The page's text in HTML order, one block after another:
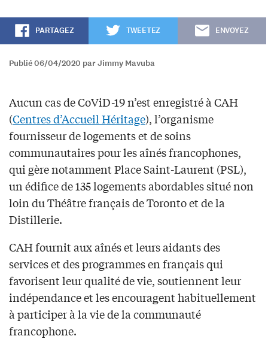
PARTAGEZ TWEETEZ ENVOYEZ
Publié 06/04/2020 par Jimmy Mavuba
Aucun cas de CoViD-19 n’est enregistré à CAH
(Centres d’Accueil Héritage), l’organisme
fournisseur de logements et de soins
communautaires pour les aînés francophones,
qui gère notamment Place Saint-Laurent (PSL),
un édifice de 135 logements abordables situé non
loin du Théâtre français de Toronto et de la
Distillerie.
CAH fournit aux aînés et leurs aidants des
services et des programmes en français qui
favorisent leur qualité de vie, soutiennent leur
indépendance et les encouragent habituellement
à participer à la vie de la communauté
francophone.